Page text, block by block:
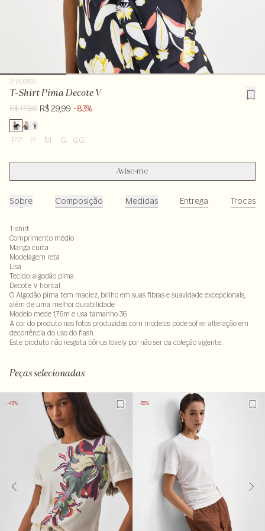
211403903
T-Shirt Pima Decote V
R$ 179,00 R$ 29,99 -83%
PP P M G GG
Avise-me
Sobre Composição Medidas Entrega Trocas
T-shirt
Comprimento médio
Manga curta
Modelagem reta
Lisa
Tecido: algodão pima
Decote V frontal
O Algodão pima tem maciez, brilho em suas fibras e suavidade excepcionais,
além de uma melhor durabilidade
Modelo mede 1,76m e usa tamanho 36
A cor do produto nas fotos produzidas com modelos pode sofrer alteração em
decorrência do uso do flash
Este produto não resgata bônus lovely por não ser da coleção vigente.
Peças selecionadas
-45% -35%